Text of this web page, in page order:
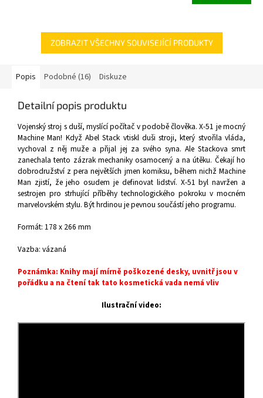
ZOBRAZIT VŠECHNY SOUVISEJÍCÍ PRODUKTY
Popis Podobné (16) Diskuze
Detailní popis produktu
Vojenský stroj s duší, myslící počítač v podobě člověka. X-51 je mocný
Machine Man! Když Abel Stack vtiskl duši stroji, který stvořila vláda,
vychoval z něj muže a přijal jej za svého syna. Ale Stackova smrt
zanechala tento zázrak mechaniky osamocený a na útěku. Čekají ho
dobrodružství z pera největších jmen komiksu, během nichž Machine
Man zjistí, že jeho osudem je definovat lidství. X-51 byl navržen a
sestrojen pro strhující příběhy technologického pokroku v mocném
marvelovském stylu. Být hrdinou je pevnou součástí jeho programu.
Formát: 178 x 266 mm
Vazba: vázaná
Poznámka: Knihy mají mírně poškozené desky, uvnitř jsou v
pořádku a na čtení tak tato kosmetická vada nemá vliv
Ilustrační video: